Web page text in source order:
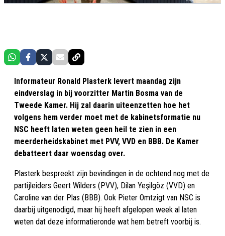
Informateur Ronald Plasterk levert maandag zijn
eindverslag in bij voorzitter Martin Bosma van de
Tweede Kamer. Hij zal daarin uiteenzetten hoe het
volgens hem verder moet met de kabinetsformatie nu
NSC heeft laten weten geen heil te zien in een
meerderheidskabinet met PVV, VVD en BBB. De Kamer
debatteert daar woensdag over.
Plasterk bespreekt zijn bevindingen in de ochtend nog met de
partijleiders Geert Wilders (PVV), Dilan Yeşilgöz (VVD) en
Caroline van der Plas (BBB). Ook Pieter Omtzigt van NSC is
daarbij uitgenodigd, maar hij heeft afgelopen week al laten
weten dat deze informatieronde wat hem betreft voorbij is.